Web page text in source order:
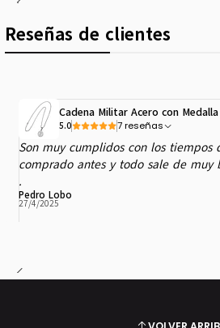
Reseñas de clientes
Cadena Militar Acero con
5.0 7 reseñas
Son muy cumplidos con los tiempos
comprado antes y todo sale de muy
.
Pedro Lobo
27/4/2025